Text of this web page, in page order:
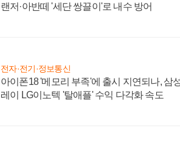
랜저·아반떼 '세단 쌍끌이'로 내수 방어
전자·전기·정보통신
아이폰18 '메모리 부족'에 출시 지연되나, 삼
레이 LG이노텍 '탈애플' 수익 다각화 속도